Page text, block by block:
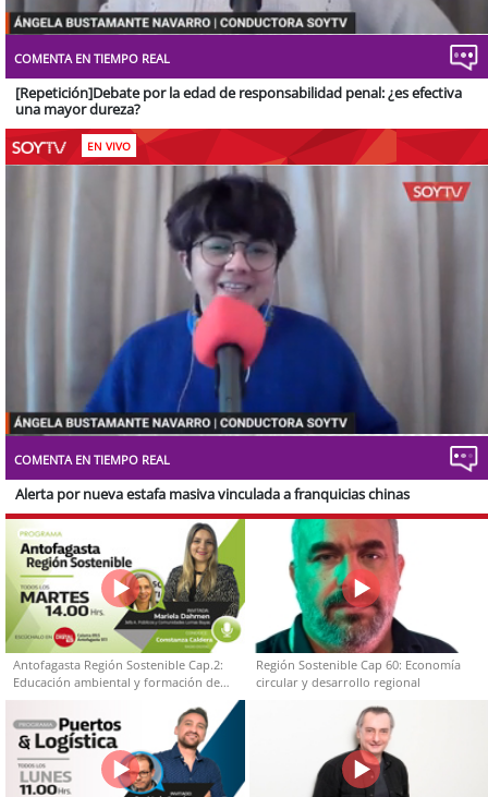
UnmuteStream
Type
COMENTA EN TIEMPO REAL
[Repetición]Debate por la edad de responsabilidad penal: ¿es efectiva
una mayor dureza?
EN VIVO
UnmuteStream
COMENTA EN TIEMPO REAL
Alerta por nueva estafa masiva vinculada a franquicias chinas
Antofagasta Región Sostenible Cap.2:
Educación ambiental y formación de
capacidades técnicas
Región Sostenible Cap 60: Economía
circular y desarrollo regional